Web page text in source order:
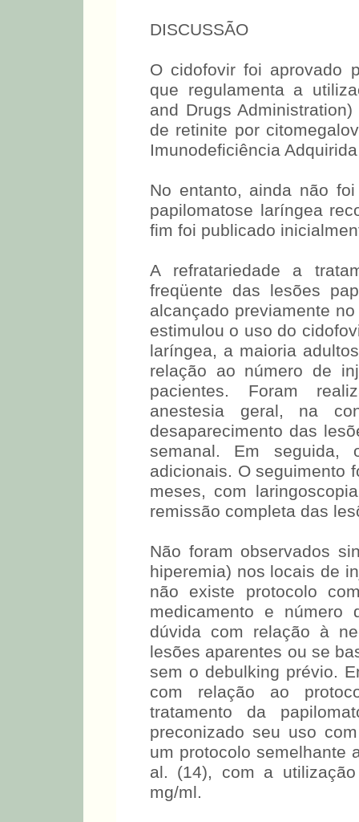
DISCUSSÃO
O cidofovir foi aprovado
que regulamenta a
and Drugs
de retinite por
Imunodeficiência
No entanto, ainda não
papilomatose laríngea
fim foi publicado
A refratariedade a
freqüente das lesões
alcançado previamente
estimulou o uso do
laríngea, a maioria
relação ao número de
pacientes. Foram
anestesia geral, na
desaparecimento das
semanal. Em seguida,
adicionais. O seguimento
meses, com
remissão completa das
Não foram observados
hiperemia) nos locais de
não existe protocolo
medicamento e número
dúvida com relação à
lesões aparentes ou se
sem o debulking prévio.
com relação ao
tratamento da
preconizado seu uso
um protocolo semelhante
al. (14), com a
mg/ml.